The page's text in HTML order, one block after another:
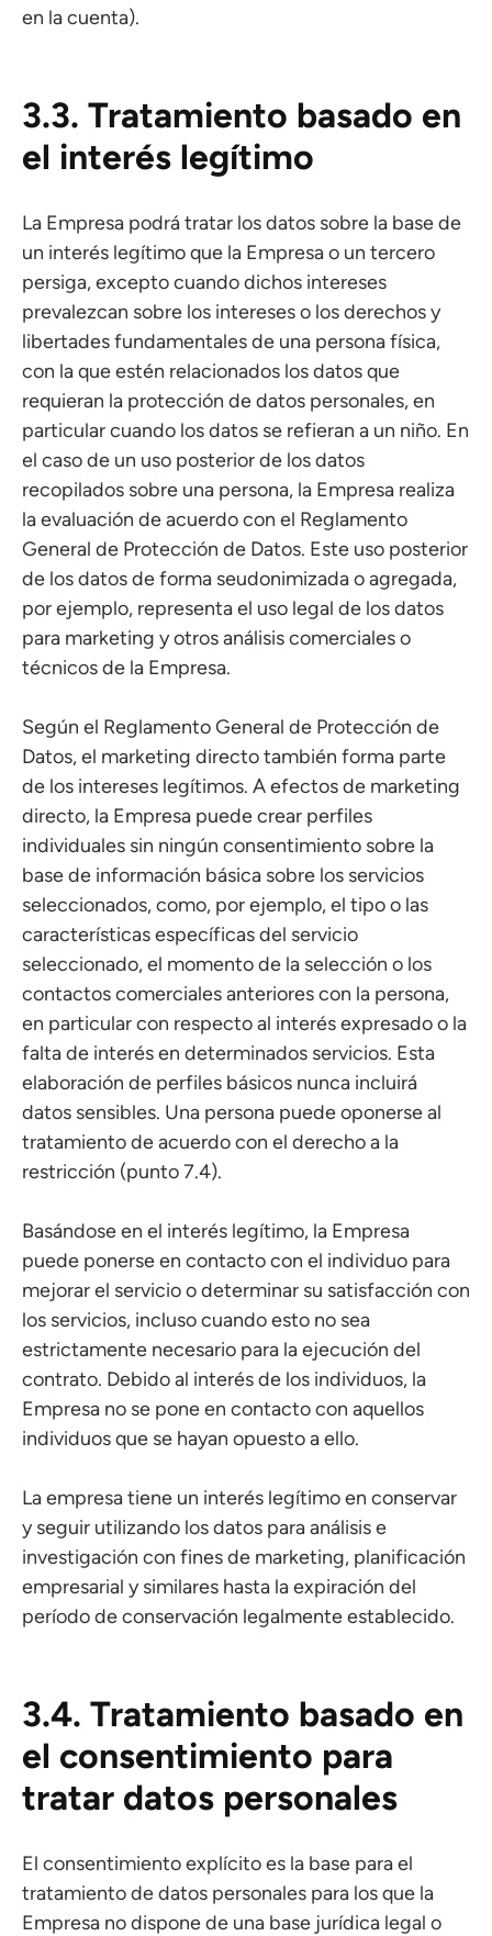
en la cuenta).
3.3. Tratamiento basado en
el interés legítimo
La Empresa podrá tratar los datos sobre la base de
un interés legítimo que la Empresa o un tercero
persiga, excepto cuando dichos intereses
prevalezcan sobre los intereses o los derechos y
libertades fundamentales de una persona física,
con la que estén relacionados los datos que
requieran la protección de datos personales, en
particular cuando los datos se refieran a un niño. En
el caso de un uso posterior de los datos
recopilados sobre una persona, la Empresa realiza
la evaluación de acuerdo con el Reglamento
General de Protección de Datos. Este uso posterior
de los datos de forma seudonimizada o agregada,
por ejemplo, representa el uso legal de los datos
para marketing y otros análisis comerciales o
técnicos de la Empresa.
Según el Reglamento General de Protección de
Datos, el marketing directo también forma parte
de los intereses legítimos. A efectos de marketing
directo, la Empresa puede crear perfiles
individuales sin ningún consentimiento sobre la
base de información básica sobre los servicios
seleccionados, como, por ejemplo, el tipo o las
características específicas del servicio
seleccionado, el momento de la selección o los
contactos comerciales anteriores con la persona,
en particular con respecto al interés expresado o la
falta de interés en determinados servicios. Esta
elaboración de perfiles básicos nunca incluirá
datos sensibles. Una persona puede oponerse al
tratamiento de acuerdo con el derecho a la
restricción (punto 7.4).
Basándose en el interés legítimo, la Empresa
puede ponerse en contacto con el individuo para
mejorar el servicio o determinar su satisfacción con
los servicios, incluso cuando esto no sea
estrictamente necesario para la ejecución del
contrato. Debido al interés de los individuos, la
Empresa no se pone en contacto con aquellos
individuos que se hayan opuesto a ello.
La empresa tiene un interés legítimo en conservar
y seguir utilizando los datos para análisis e
investigación con fines de marketing, planificación
empresarial y similares hasta la expiración del
período de conservación legalmente establecido.
3.4. Tratamiento basado en
el consentimiento para
tratar datos personales
El consentimiento explícito es la base para el
tratamiento de datos personales para los que la
Empresa no dispone de una base jurídica legal o